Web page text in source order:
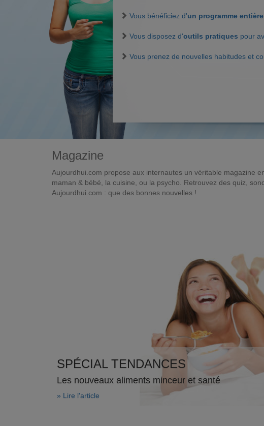
Vous bénéficiez d'un programme
Vous disposez d'outils pratiques pour
Vous prenez de nouvelles habitudes et
Magazine
Aujourdhui.com propose aux internautes un véritable magazine
maman & bébé, la cuisine, ou la psycho. Retrouvez des quiz,
Aujourdhui.com : que des bonnes nouvelles !
SPÉCIAL TENDANCES
Les nouveaux aliments minceur et santé
» Lire l'article